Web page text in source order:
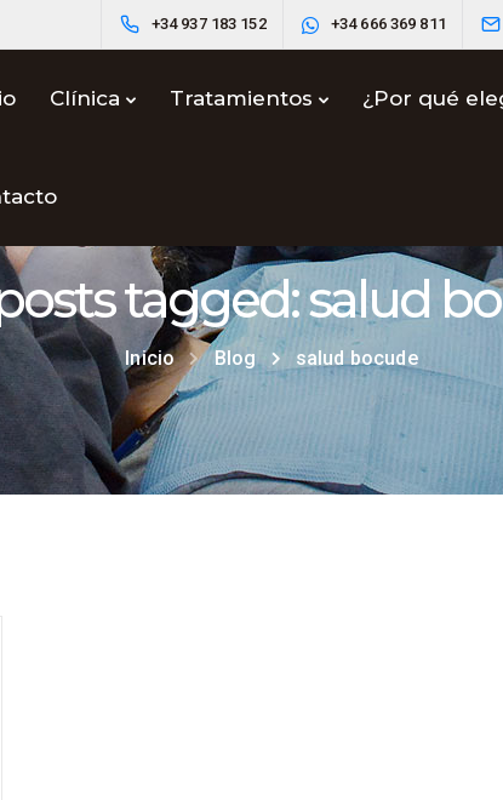
+34 937 183 152 +34 666 369 811
Clínica Tratamientos ¿Por qué
tagged: salud
Inicio Blog salud bocude